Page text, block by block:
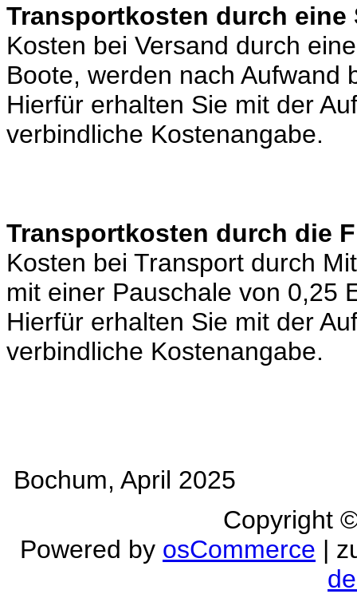
Transportkosten durch eine
Kosten bei Versand durch
Boote, werden nach Aufwand
Hierfür erhalten Sie mit der
verbindliche Kostenangabe.
Transportkosten durch die
Kosten bei Transport durch
mit einer Pauschale von 0,25
Hierfür erhalten Sie mit der
verbindliche Kostenangabe.
Bochum, April 2025
Copyright
Powered by osCommerce |